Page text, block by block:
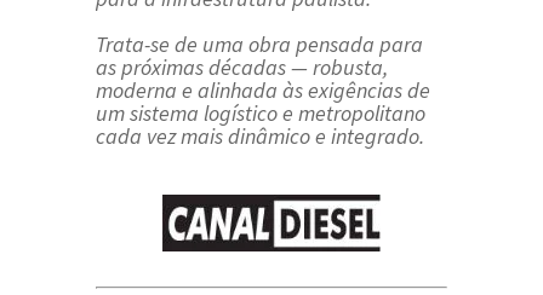
Trata-se de uma obra pensada para
as próximas décadas — robusta,
moderna e alinhada às exigências de
um sistema logístico e metropolitano
cada vez mais dinâmico e integrado.